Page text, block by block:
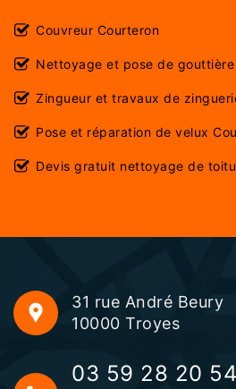
Couvreur Courteron
Nettoyage et pose de
Zingueur et travaux de
Pose et réparation de velux
Devis gratuit nettoyage de
31 rue André Beury
10000 Troyes
03 59 28 20 54